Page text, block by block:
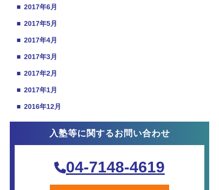
■ 2017年6月
■ 2017年5月
■ 2017年4月
■ 2017年3月
■ 2017年2月
■ 2017年1月
■ 2016年12月
入塾等に関するお問い合わせ
04-7148-4619